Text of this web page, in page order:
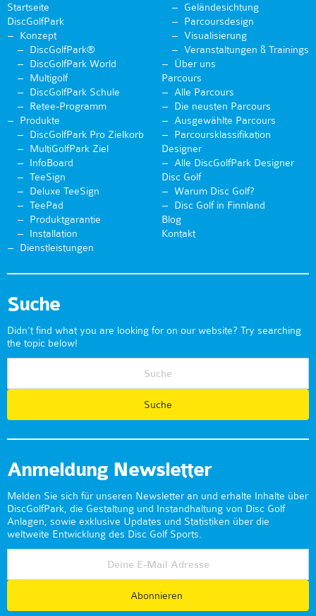
Startseite
DiscGolfPark
Konzept
DiscGolfPark®
DiscGolfPark World
Multigolf
DiscGolfPark Schule
Retee-Programm
Produkte
DiscGolfPark Pro Zielkorb
MultiGolfPark Ziel
InfoBoard
TeeSign
Deluxe TeeSign
TeePad
Produktgarantie
Installation
Dienstleistungen
Geländesichtung
Parcoursdesign
Visualisierung
Veranstaltungen & Trainings
Über uns
Parcours
Alle Parcours
Die neusten Parcours
Ausgewählte Parcours
Parcoursklassifikation
Designer
Alle DiscGolfPark Designer
Disc Golf
Warum Disc Golf?
Disc Golf in Finnland
Blog
Kontakt
Suche
Didn't find what you are looking for on our website? Try searching
the topic below!
Anmeldung Newsletter
Melden Sie sich für unseren Newsletter an und erhalte Inhalte über
DiscGolfPark, die Gestaltung und Instandhaltung von Disc Golf
Anlagen, sowie exklusive Updates und Statistiken über die
weltweite Entwicklung des Disc Golf Sports.
Abonnieren